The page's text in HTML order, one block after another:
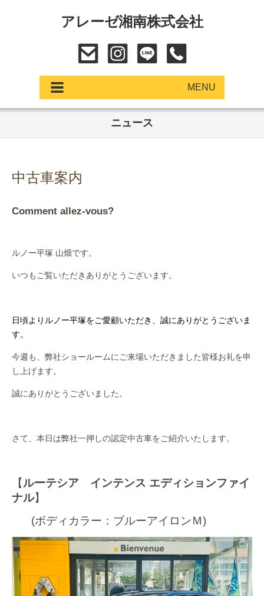
アレーゼ湘南株式会社
MENU
中古車
ショールーム
作業事例
店舗アクセス
ニュース
中古車案内
Comment allez-vous?
ルノー平塚 山畑です。
いつもご覧いただきありがとうございます。
日頃よりルノー平塚をご愛顧いただき、誠にありがとうございま
す。
今週も、弊社ショールームにご来場いただきました皆様お礼を申
し上げます。
誠にありがとうございました。
さて、本日は弊社一押しの認定中古車をご紹介いたします。
【ルーテシア インテンス エディションファイ
ナル】
(ボディカラー：ブルーアイロンＭ)